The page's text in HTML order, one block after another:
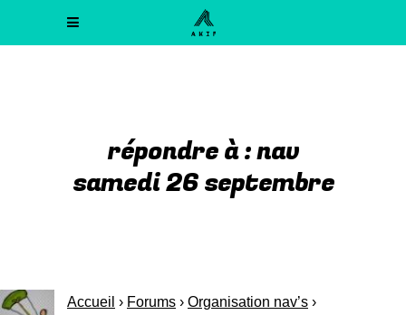
répondre à : nav
samedi 26 septembre
Accueil › Forums › Organisation nav’s ›